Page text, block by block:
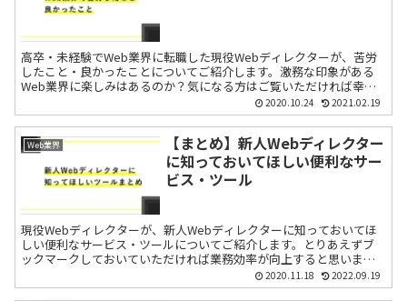
高卒・未経験でWeb業界に転職した現役Webディレクターが、苦労
したこと・良かったことについてご紹介します。激務な印象がある
Web業界に楽しみはあるのか？気になる方はご覧いただければ幸い
2020.10.24 2021.02.19
Web業界
【まとめ】新人Webディレクター
に知っておいてほしい便利なサー
ビス・ツール
現役Webディレクターが、新人Webディレクターに知っておいてほ
しい便利なサービス・ツールについてご紹介します。とりあえずブ
ックマークしておいていただければ業務効率が向上すると思いま
2020.11.18 2022.09.19